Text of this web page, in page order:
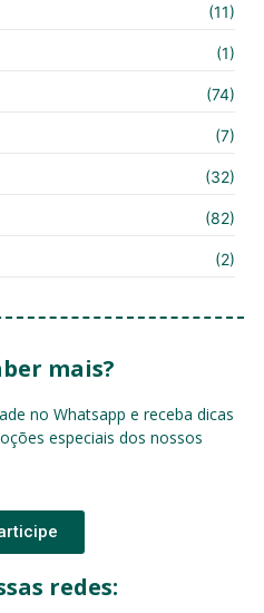
(11)
(1)
(74)
(7)
(32)
(82)
(2)
mais?
no Whatsapp e receba dicas
especiais dos nossos
redes: